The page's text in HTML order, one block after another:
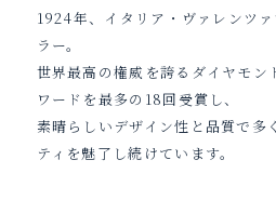
1924年、イタリア・ヴァレンツ
ラー。
世界最高の権威を誇るダイヤモン
ワードを最多の18回受賞し、
素晴らしいデザイン性と品質で多
ティを魅了し続けています。